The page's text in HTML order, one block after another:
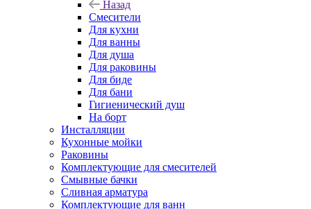
Назад
Смесители
Для кухни
Для ванны
Для душа
Для раковины
Для биде
Для бани
Гигиенический душ
На борт
Инсталляции
Кухонные мойки
Раковины
Комплектующие для смесителей
Смывные бачки
Сливная арматура
Комплектующие для ванн